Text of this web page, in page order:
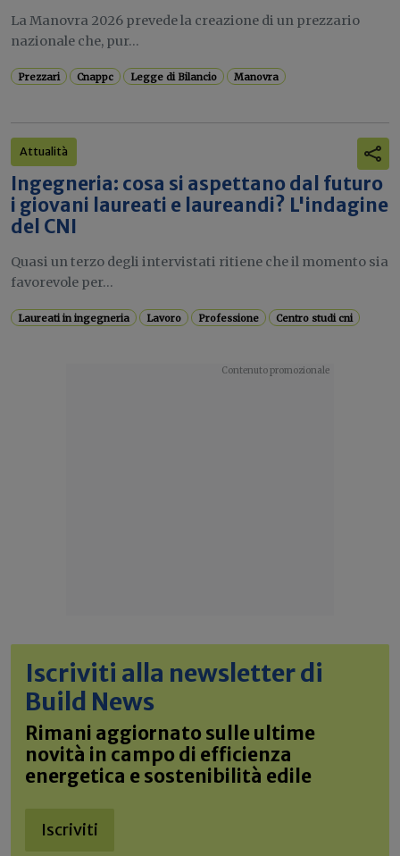
La Manovra 2026 prevede la creazione di un prezzario
nazionale che, pur...
Prezzari Cnappc Legge di Bilancio Manovra
Attualità
Ingegneria: cosa si aspettano dal futuro
i giovani laureati e laureandi? L'indagine
del CNI
Quasi un terzo degli intervistati ritiene che il momento sia
favorevole per...
Laureati in ingegneria Lavoro Professione Centro studi cni
Iscriviti alla newsletter di
Build News
Rimani aggiornato sulle ultime
novità in campo di efficienza
energetica e sostenibilità edile
Iscriviti